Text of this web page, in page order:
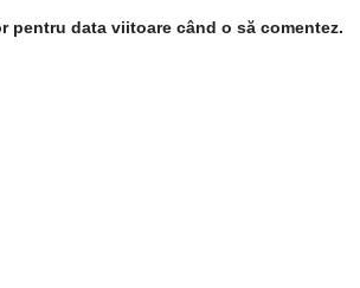
pentru data viitoare când o să comentez.